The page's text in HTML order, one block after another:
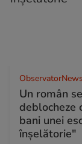
Un român
deblocheze
bani unei
înşelătorie"